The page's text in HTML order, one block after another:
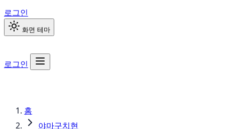
로그인
화면 테마
로그인
홈
야마구치현